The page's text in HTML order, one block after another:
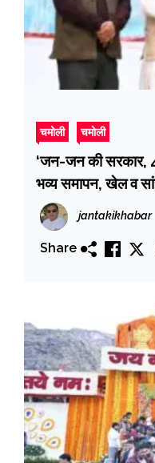
चमोली चमोली
‘जन-जन की सरकार,
भव्य समापन, खेल व
jantakikhabar
Share